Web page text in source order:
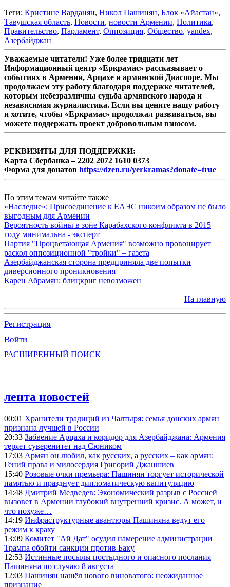
Теги: Кристине Варданян, Никол Пашинян, Блок «Айастан»,
Тавушская область, Новости, новости Армении, Политика,
Правительство, Парламент, Оппозиция, Общество, yandex,
Азербайджан
Уважаемые читатели! Уже более тридцати лет
Информационный центр «Еркрамас» рассказывает о
событиях в Армении, Арцахе и армянской Диаспоре. Мы
продолжаем эту работу благодаря поддержке читателей,
которым небезразличны судьба армянского народа и
независимая журналистика. Если вы цените нашу работу
и хотите, чтобы «Еркрамас» продолжал развиваться, вы
можете поддержать проект добровольным взносом.
РЕКВИЗИТЫ ДЛЯ ПОДДЕРЖКИ:
Карта Сбербанка – 2202 2072 1610 0373
Форма для донатов https://dzen.ru/yerkramas?donate=true
По этим темам читайте также
«Наследие»: Присоединение к ЕАЭС никоим образом не было
выгодным для Армении
Вероятность войны в зоне Карабахского конфликта в 2015
году минимальна - эксперт
Партия "Процветающая Армения" возможно провоцирует
раскол оппозиционной "тройки" – газета
Азербайджанская сторона предприняла две попытки
диверсионного проникновения
Карен Абрамян: блицкриг невозможен
На главную
Регистрация
Войти
РАСШИРЕННЫЙ ПОИСК
лента новостей
00:01 Хранители традиций из Чалтыря: семья донских армян
признана лучшей в России
20:33 Забвение Арцаха и коридор для Азербайджана: Армения
теряет суверенитет над Сюником
17:03 Армян он любил, как русских, а русских – как армян:
Гений права и милосердия Григорий Джаншиев
15:40 Розовые очки премьера: Пашинян торгует исторической
памятью и празднует дипломатическую капитуляцию
14:48 Дмитрий Медведев: Экономический разрыв с Россией
вызовет в Армении глубокий внутренний кризис. А может, и
что похуже…
14:19 Инфраструктурные авантюры Пашиняна ведут его
режим к краху
13:09 Комитет "Ай Дат" осудил намерение администрации
Трампа обойти санкции против Баку
12:53 Истинные посылы постыдного и опасного послания
Пашиняна по случаю 8 августа
12:03 Пашинян нашёл нового виноватого: неожиданное
признание